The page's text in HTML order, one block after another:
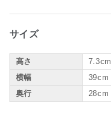
サイズ
高さ
7.3cm
横幅
39cm
奥行
28cm